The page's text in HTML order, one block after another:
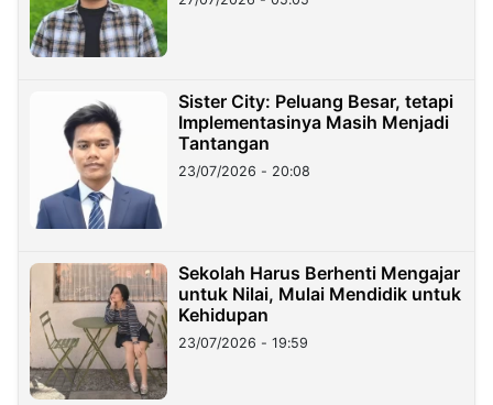
Sister City: Peluang Besar, tetapi
Implementasinya Masih Menjadi
Tantangan
23/07/2026 - 20:08
Sekolah Harus Berhenti Mengajar
untuk Nilai, Mulai Mendidik untuk
Kehidupan
23/07/2026 - 19:59